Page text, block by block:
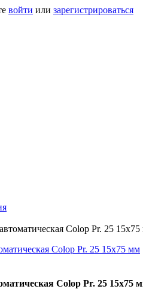
войти или зарегистрироваться
Colop Pr. 25
Colop Pr. 25 15x75